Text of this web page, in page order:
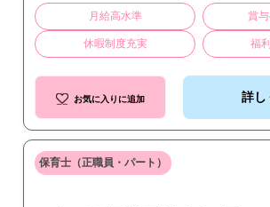
月給高水準 賞
休暇制度充実 福
お気に入りに追加 詳し
保育士（正職員・パート）